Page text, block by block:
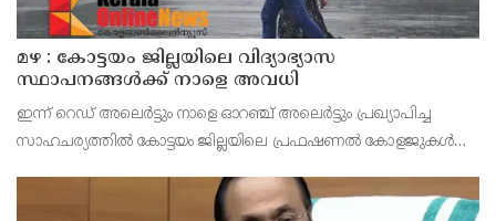
മഴ : കോട്ടയം ജില്ലയിലെ വിദ്യാഭ്യാസ
സ്ഥാപനങ്ങൾക്ക് നാളെ അവധി
ഇന്ന് റെഡ് അലെർട്ടും നാളെ ഓറഞ്ച് അലെർട്ടും പ്രഖ്യാപിച്ച
സാഹചര്യത്തിൽ കോട്ടയം ജില്ലയിലെ പ്രഫഷണൽ കോളജുകൾ
വെള്ളി) ജില്ലാ കളക്ടർ ചേതൻ കുമാർ മീ